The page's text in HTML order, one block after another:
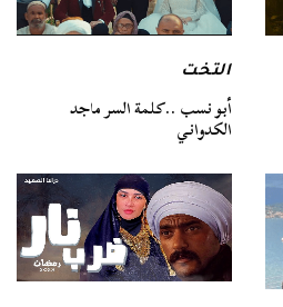
التخت
أبو نسب ..كلمة السر ماجد
الكدواني